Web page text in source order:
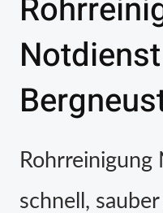
Notdienst
schnell,